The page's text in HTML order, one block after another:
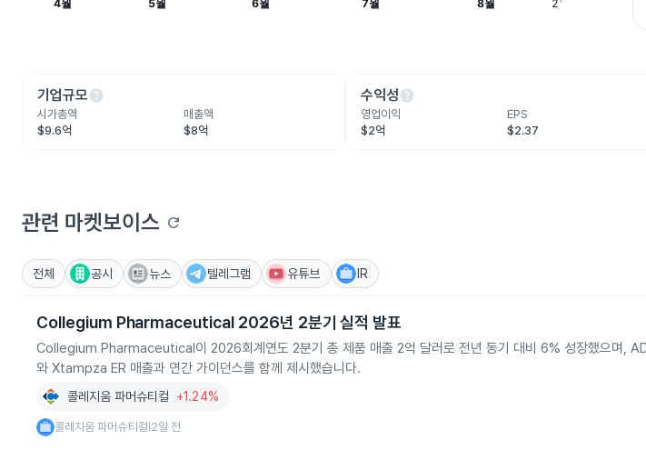
기업규모help
시가총액
$9.6억
매출액
$8억
수익성help
영업이익
$2억
EPS
$2.37
관련 마켓보이스 refresh
전체 공시 뉴스 텔레그램 유튜브 IR
Collegium Pharmaceutical 2026년 2분기 실적 발표
Collegium Pharmaceutical이 2026회계연도 2분기 총 제품 매출 2억 달러로 전년 동기 대비 6% 성장했으며,
와 Xtampza ER 매출과 연간 가이던스를 함께 제시했습니다.
콜레지움 파머슈티컬 +1.24%
콜레지움 파머슈티컬 2일 전